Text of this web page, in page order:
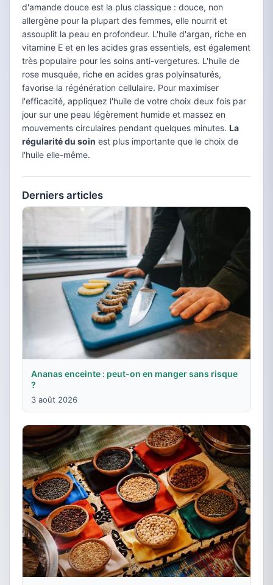
d'amande douce est la plus classique : douce, non
allergène pour la plupart des femmes, elle nourrit et
assouplit la peau en profondeur. L'huile d'argan, riche en
vitamine E et en les acides gras essentiels, est également
très populaire pour les soins anti-vergetures. L'huile de
rose musquée, riche en acides gras polyinsaturés,
favorise la régénération cellulaire. Pour maximiser
l'efficacité, appliquez l'huile de votre choix deux fois par
jour sur une peau légèrement humide et massez en
mouvements circulaires pendant quelques minutes. La
régularité du soin est plus importante que le choix de
l'huile elle-même.
Derniers articles
Ananas enceinte : peut-on en manger sans risque
?
3 août 2026